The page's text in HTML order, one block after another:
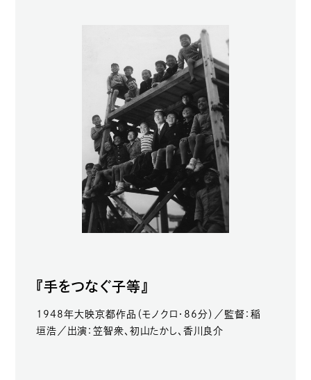
『手をつなぐ子等』
1948年大映京都作品（モノクロ・86分）／監督：稲
垣浩／出演：笠智衆、初山たかし、香川良介